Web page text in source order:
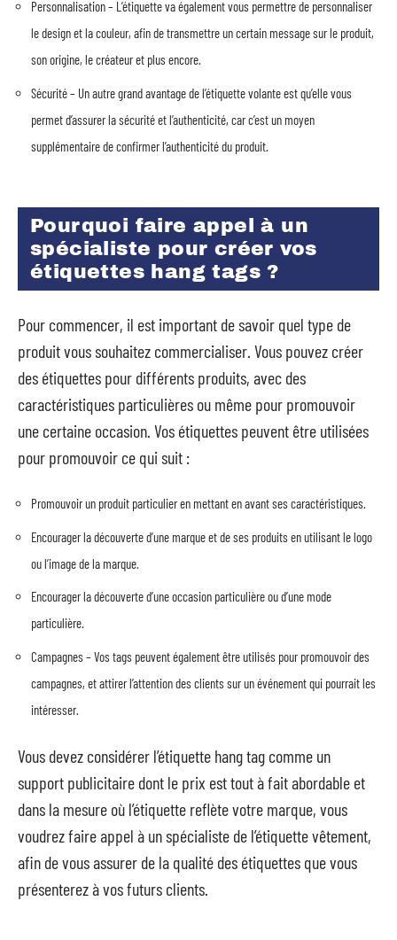
Personnalisation – L’étiquette va également vous permettre de personnaliser
le design et la couleur, afin de transmettre un certain message sur le produit,
son origine, le créateur et plus encore.
Sécurité – Un autre grand avantage de l’étiquette volante est qu’elle vous
permet d’assurer la sécurité et l’authenticité, car c’est un moyen
supplémentaire de confirmer l’authenticité du produit.
Pourquoi faire appel à un
spécialiste pour créer vos
étiquettes hang tags ?
Pour commencer, il est important de savoir quel type de
produit vous souhaitez commercialiser. Vous pouvez créer
des étiquettes pour différents produits, avec des
caractéristiques particulières ou même pour promouvoir
une certaine occasion. Vos étiquettes peuvent être utilisées
pour promouvoir ce qui suit :
Promouvoir un produit particulier en mettant en avant ses caractéristiques.
Encourager la découverte d’une marque et de ses produits en utilisant le logo
ou l’image de la marque.
Encourager la découverte d’une occasion particulière ou d’une mode
particulière.
Campagnes – Vos tags peuvent également être utilisés pour promouvoir des
campagnes, et attirer l’attention des clients sur un événement qui pourrait les
intéresser.
Vous devez considérer l’étiquette hang tag comme un
support publicitaire dont le prix est tout à fait abordable et
dans la mesure où l’étiquette reflète votre marque, vous
voudrez faire appel à un spécialiste de l’étiquette vêtement,
afin de vous assurer de la qualité des étiquettes que vous
présenterez à vos futurs clients.